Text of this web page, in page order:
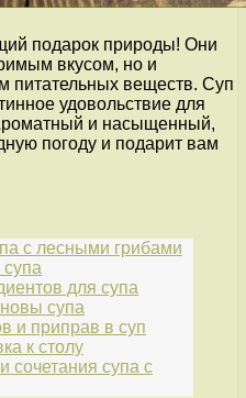
подарок природы! Они
вкусом, но и
питательных веществ. Суп
удовольствие для
и насыщенный,
погоду и подарит вам
с лесными грибами
для супа
супа
и приправ в суп
к столу
сочетания супа с